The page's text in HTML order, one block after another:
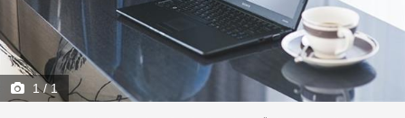
1/ 1